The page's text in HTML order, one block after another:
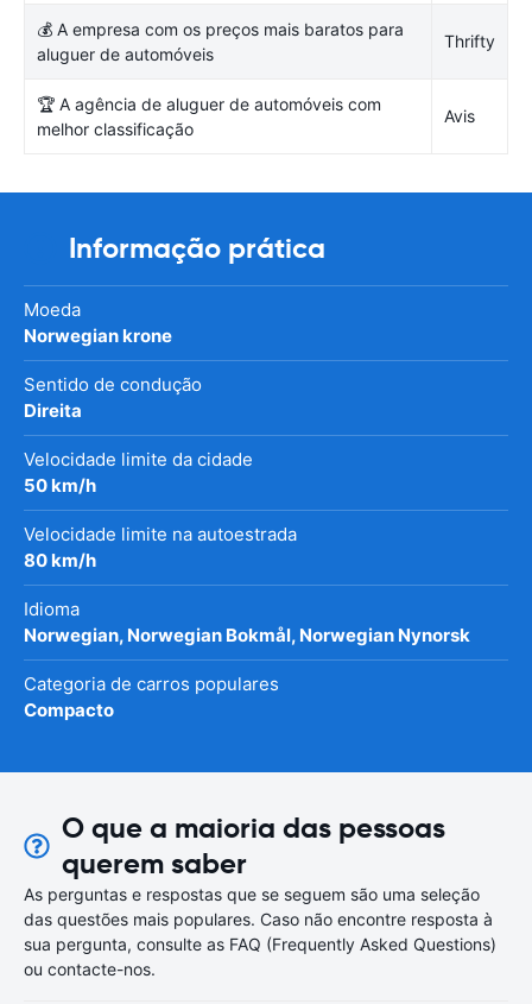
💰 A empresa com os preços mais baratos para
aluguer de automóveis
Thrifty
🏆 A agência de aluguer de automóveis com
melhor classificação
Avis
Informação prática
Moeda
Norwegian krone
Sentido de condução
Direita
Velocidade limite da cidade
50 km/h
Velocidade limite na autoestrada
80 km/h
Idioma
Norwegian, Norwegian Bokmål, Norwegian Nynorsk
Categoria de carros populares
Compacto
O que a maioria das pessoas
querem saber
As perguntas e respostas que se seguem são uma seleção
das questões mais populares. Caso não encontre resposta à
sua pergunta, consulte as FAQ (Frequently Asked Questions)
ou contacte-nos.